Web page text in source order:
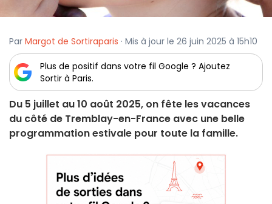
Par Margot de Sortiraparis · Mis à jour le 26 juin 2025 à 15h10
Plus de positif dans votre fil Google ? Ajoutez
Sortir à Paris.
Du 5 juillet au 10 août 2025, on fête les vacances
du côté de Tremblay-en-France avec une belle
programmation estivale pour toute la famille.